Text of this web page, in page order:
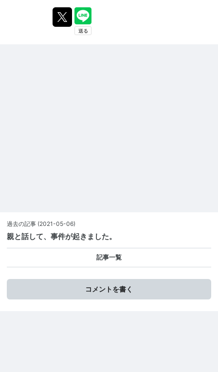
過去の記事 (2021-05-06)
親と話して、事件が起きました。
記事一覧
コメントを書く